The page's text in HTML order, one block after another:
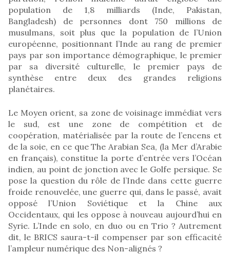
population de 1,8 milliards (Inde, Pakistan,
Bangladesh) de personnes dont 750 millions de
musulmans, soit plus que la population de l’Union
européenne, positionnant l’Inde au rang de premier
pays par son importance démographique, le premier
par sa diversité culturelle, le premier pays de
synthèse entre deux des grandes religions
planétaires.
Le Moyen orient, sa zone de voisinage immédiat vers
le sud, est une zone de compétition et de
coopération, matérialisée par la route de l’encens et
de la soie, en ce que The Arabian Sea, (la Mer d’Arabie
en français), constitue la porte d’entrée vers l’Océan
indien, au point de jonction avec le Golfe persique. Se
pose la question du rôle de l’Inde dans cette guerre
froide renouvelée, une guerre qui, dans le passé, avait
opposé l’Union Soviétique et la Chine aux
Occidentaux, qui les oppose à nouveau aujourd’hui en
Syrie. L’Inde en solo, en duo ou en Trio ? Autrement
dit, le BRICS saura-t-il compenser par son efficacité
l’ampleur numérique des Non-alignés ?